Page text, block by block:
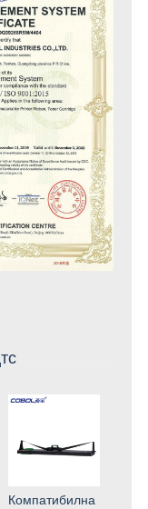
Компатибилна